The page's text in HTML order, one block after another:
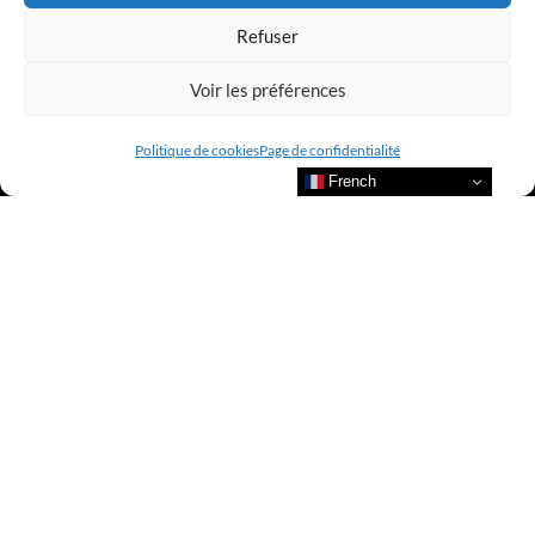
Refuser
Voir les préférences
Politique de cookiesPage de confidentialité
French